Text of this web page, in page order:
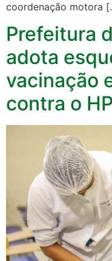
coordenação motora
Prefeitura
adota
vacinação
contra o